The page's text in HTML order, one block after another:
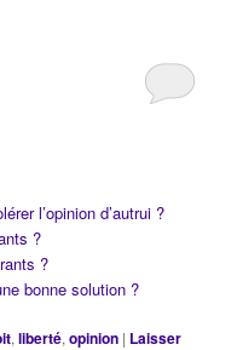
l’opinion d’autrui ?
?
?
bonne solution ?
,liberté,opinion | Laisser